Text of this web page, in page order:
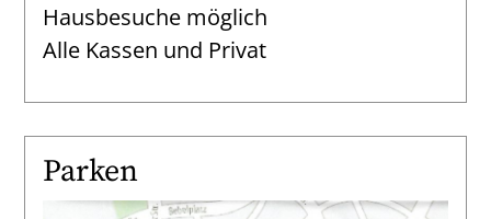
Hausbesuche möglich
Alle Kassen und Privat
Parken